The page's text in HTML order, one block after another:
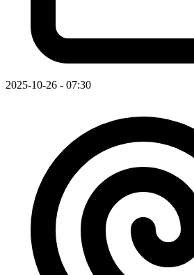
2025-10-26 - 07:30